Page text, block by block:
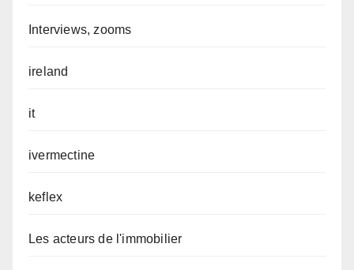
Interviews, zooms
ireland
it
ivermectine
keflex
Les acteurs de l'immobilier